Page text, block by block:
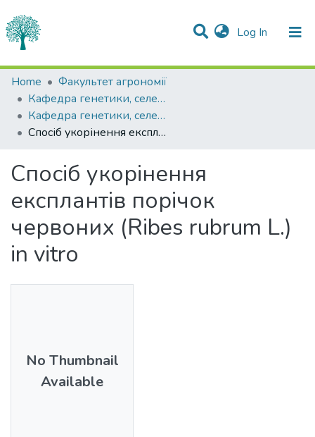
Log In (current)
Statistics
Communities & Collections
All of DSpace
Home
Факультет агрономії
Кафедра генетики, селекції рослин та біотехнології імені І.П.Чучмія
Кафедра генетики, селекції рослин та біотехнології імені І.П.Чучмія
Спосіб укорінення експлантів порічок червоних (Ribes rubrum L.) in vitro
Спосіб укорінення
експлантів порічок
червоних (Ribes rubrum L.)
in vitro
No Thumbnail
Available